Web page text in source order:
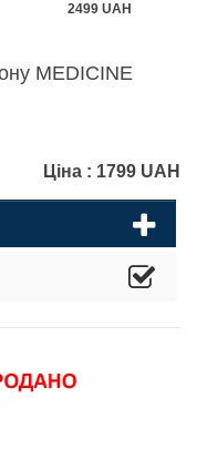
2499 UAH
MEDICINE
Ціна : 1799 UAH